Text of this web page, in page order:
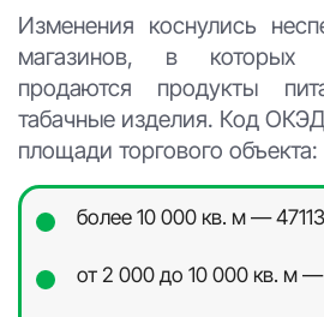
Изменения коснулись
магазинов, в которых
продаются продукты
табачные изделия. Код
площади торгового объекта:
более 10 000 кв. м —
от 2 000 до 10 000 кв. м —